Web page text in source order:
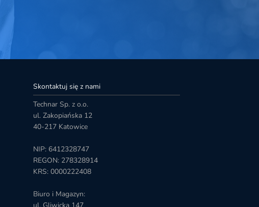
Skontaktuj się z nami
Technar Sp. z o.o.
ul. Zakopiańska 12
40-217 Katowice
NIP: 6412328747
REGON: 278328914
KRS: 0000222408
Biuro i Magazyn:
ul. Gliwicka 147